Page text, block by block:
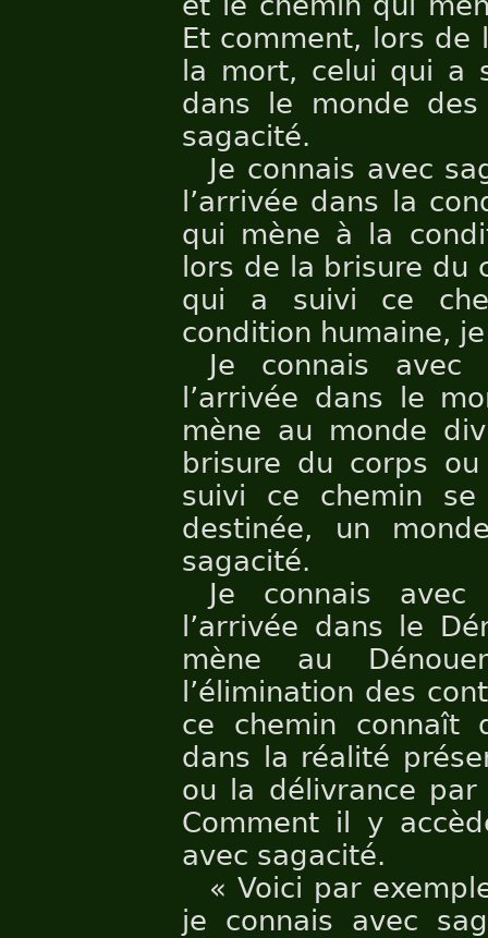
Et comment, lors de
la mort, celui qui a
dans le monde
sagacité.
Je connais avec
l’arrivée dans la
qui mène à la
lors de la brisure du
qui a suivi ce
condition humaine,
Je connais
l’arrivée dans le
mène au monde
brisure du corps
suivi ce chemin
destinée, un
sagacité.
Je connais avec
l’arrivée dans le
mène au
l’élimination des
ce chemin connaît
dans la réalité
ou la délivrance par
Comment il y
avec sagacité.
« Voici par
je connais avec